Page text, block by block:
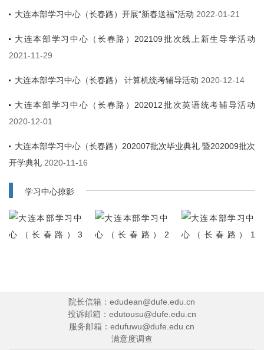
大连本部学习中心（长春路）开展“新春送福”活动 2022-01-21
大连本部学习中心（长春路）202109批次线上新生导学活动
2021-11-29
大连本部学习中心（长春路） 计算机统考辅导活动 2020-12-14
大连本部学习中心（长春路）202012批次英语统考辅导活动
2020-12-01
大连本部学习中心（长春路）202007批次毕业典礼 暨202009批次
开学典礼 2020-11-16
学习中心掠影
院长信箱：edudean@dufe.edu.cn
投诉邮箱：edutousu@dufe.edu.cn
服务邮箱：edufuwu@dufe.edu.cn
满意度调查